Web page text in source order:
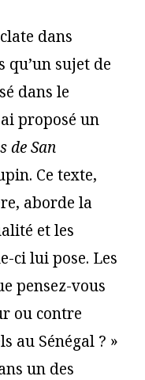
dans
qu’un sujet de
dans le
proposé un
de San
Ce texte,
aborde la
et les
ci lui pose. Les
pensez-vous
ou contre
au Sénégal ? »
un des